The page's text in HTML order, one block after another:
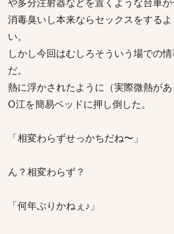
消毒臭いし本来ならセックスをする
い。
しかし今回はむしろそういう場での
だ。
熱に浮かされたように（実際微熱が
O江を簡易ベッドに押し倒した。
「相変わらずせっかちだね〜」
ん？相変わらず？
「何年ぶりかねぇ♪」